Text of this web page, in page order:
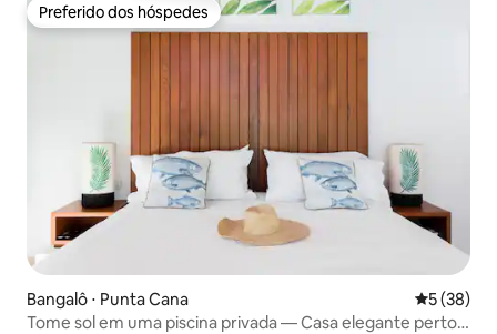
Preferido dos hóspedes
Preferido dos hóspedes
Bangalô ⋅ Punta Cana 5 de uma
5 (38)
Tome sol em uma piscina privada — Casa elegante perto